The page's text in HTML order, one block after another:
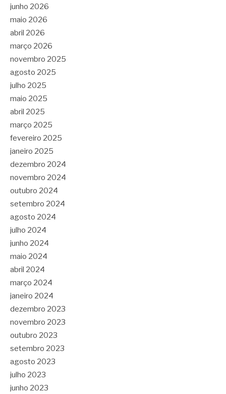
junho 2026
maio 2026
abril 2026
março 2026
novembro 2025
agosto 2025
julho 2025
maio 2025
abril 2025
março 2025
fevereiro 2025
janeiro 2025
dezembro 2024
novembro 2024
outubro 2024
setembro 2024
agosto 2024
julho 2024
junho 2024
maio 2024
abril 2024
março 2024
janeiro 2024
dezembro 2023
novembro 2023
outubro 2023
setembro 2023
agosto 2023
julho 2023
junho 2023